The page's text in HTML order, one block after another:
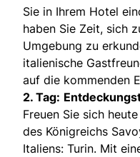
Sie in Ihrem Hotel
haben Sie Zeit, sich
Umgebung zu
italienische
auf die kommenden
2. Tag:
Freuen Sie sich
des Königreichs
Italiens: Turin. Mit